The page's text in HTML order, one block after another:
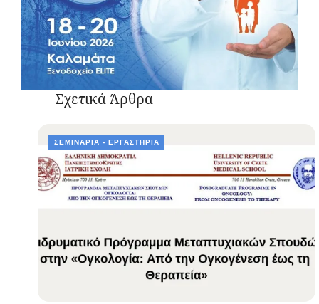
Σχετικά Άρθρα
ΣΕΜΙΝΆΡΙΑ - ΕΡΓΑΣΤΉΡΙΑ